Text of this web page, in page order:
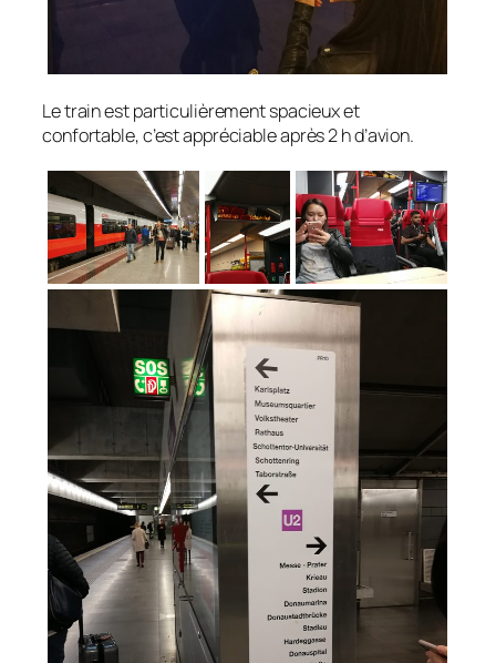
Le train est particulièrement spacieux et
confortable, c’est appréciable après 2 h d’avion.